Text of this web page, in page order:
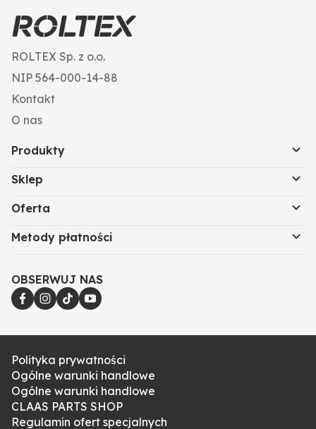
ROLTEX Sp. z o.o.
NIP 564-000-14-88
Kontakt
O nas
Produkty
Sklep
Oferta
Metody płatności
OBSERWUJ NAS
Polityka prywatności
Ogólne warunki handlowe
Ogólne warunki handlowe
CLAAS PARTS SHOP
Regulamin ofert specjalnych